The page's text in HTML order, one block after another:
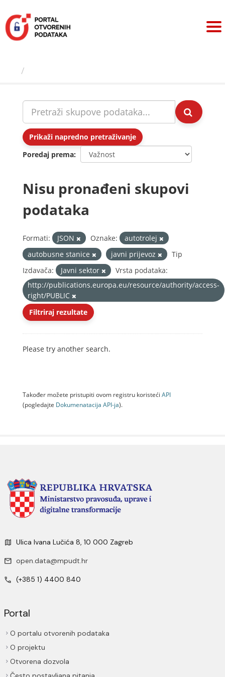
sadržaj
Prikaži napredno pretraživanje
Poredaj prema
Nisu pronađeni skupovi
podataka
Formati: JSON Oznake:
autotrolej
autobusne stanice
javni prijevoz
Tip
Izdavača:
Javni sektor
Vrsta podataka:
http://publications.europa.eu/resource/authority/access-
right/PUBLIC
Filtriraj rezultate
Please try another search.
Također možete pristupiti ovom registru koristeći API
(pogledajte Dokumenаtаcijа API-jа).